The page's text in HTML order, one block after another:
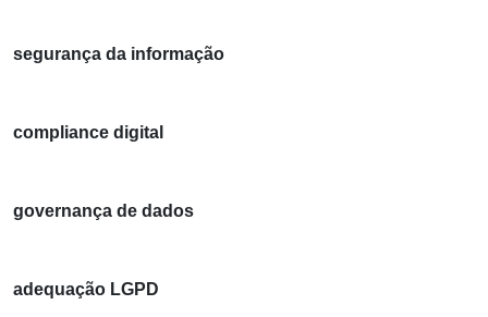
segurança da informação
compliance digital
governança de dados
adequação LGPD